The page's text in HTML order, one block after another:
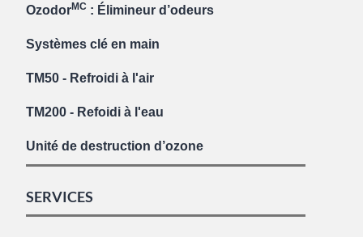
OzodorMC : Élimineur d’odeurs
Systèmes clé en main
TM50 - Refroidi à l'air
TM200 - Refoidi à l'eau
Unité de destruction d’ozone
SERVICES